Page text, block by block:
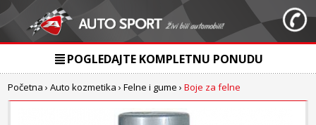
POGLEDAJTE KOMPLETNU PONUDU
Početna ›Auto kozmetika ›Felne i gume ›Boje za felne